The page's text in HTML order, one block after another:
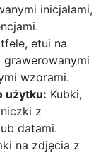
inicjałami,
etui na
wzorami.
użytku: Kubki,
z
datami.
na zdjęcia z